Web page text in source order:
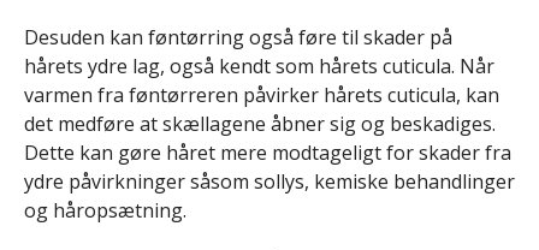
Desuden kan føntørring også føre til skader på
hårets ydre lag, også kendt som hårets cuticula. Når
varmen fra føntørreren påvirker hårets cuticula, kan
det medføre at skællagene åbner sig og beskadiges.
Dette kan gøre håret mere modtageligt for skader fra
ydre påvirkninger såsom sollys, kemiske behandlinger
og håropsætning.